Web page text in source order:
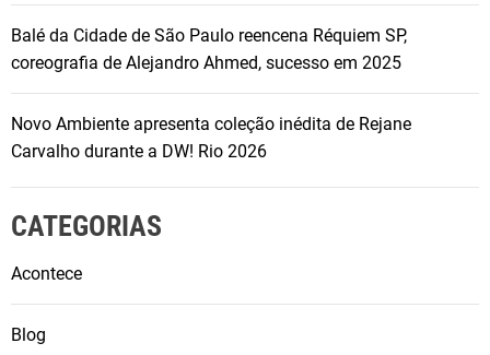
Balé da Cidade de São Paulo reencena Réquiem SP,
coreografia de Alejandro Ahmed, sucesso em 2025
Novo Ambiente apresenta coleção inédita de Rejane
Carvalho durante a DW! Rio 2026
CATEGORIAS
Acontece
Blog